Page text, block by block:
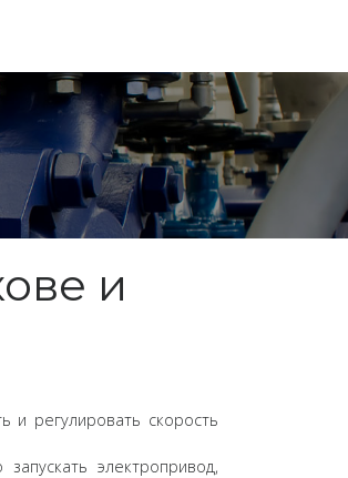
и
и регулировать скорость
электропривод,